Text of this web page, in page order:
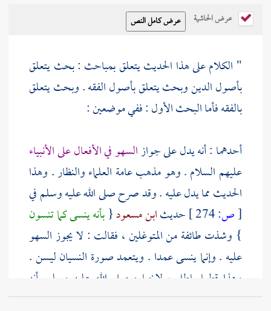
عرض الحاشية
" الكلام على هذا الحديث يتعلق بمباحث : بحث يتعلق
بأصول الدين وبحث يتعلق بأصول الفقه . وبحث يتعلق
بالفقه فأما البحث الأول : ففي موضعين :
أحدهما : أنه يدل على جوازالسهو في الأفعال على الأنبياء
عليهم السلام . وهو مذهب عامة العلماء والنظار . وهذا
الحديث مما يدل عليه . وقد صرح صلى الله عليه وسلم في
[ص: حديثابن مسعود{بأنه ينسى كما تنسون
} وشذت طائفة من المتوغلين ، فقالت : لا يجوز السهو
عليه . وإنما ينسى عمدا . ويتعمد صورة النسيان ليسن .
وهذا قطعا باطل ، لإخباره صلى الله عليه وسلم بأنه
ينسى ; ولأن الأفعال العمدية تبطل الصلاة ، ولأن صورة